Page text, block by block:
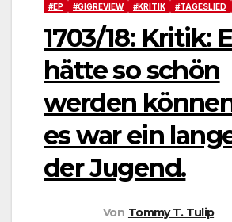
#EP #GIGREVIEW #KRITIK #TAGESLIED
1703/18: Kritik:
hätte so schön
werden
es war ein
der Jugend.
Von Tommy T. Tulip